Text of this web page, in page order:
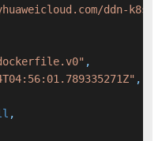
ddn-k8s/
,
,
,